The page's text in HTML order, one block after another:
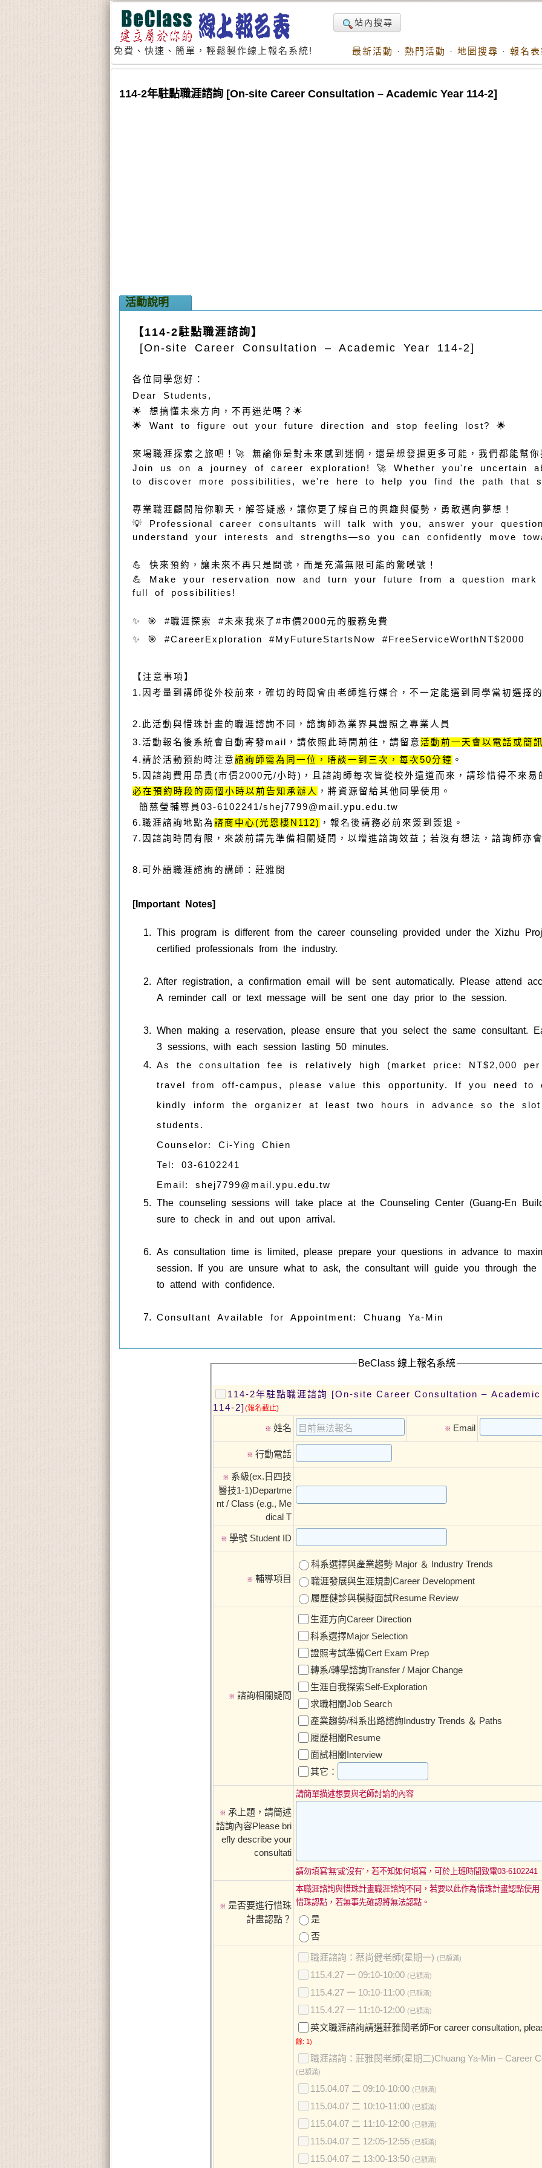
免費、快速、簡單，輕鬆製作線上報名系統!
站內搜尋
最新活動 · 熱門活動 · 地圖搜尋 · 報名
114-2年駐點職涯諮詢 [On-site Career Consultation – Academic Year 114-2]
活動說明
【114-2駐點職涯諮詢】
[On-site Career Consultation – Academic Year 114-2]
各位同學您好：
Dear Students,
🌟 想搞懂未來方向，不再迷茫嗎？🌟
🌟 Want to figure out your future direction and stop feeling lost? 🌟
來場職涯探索之旅吧！🚀 無論你是對未來感到迷惘，還是想發掘更多可能，我們都能幫
Join us on a journey of career exploration! 🚀 Whether you're uncertain
to discover more possibilities, we're here to help you find the path that
專業職涯顧問陪你聊天，解答疑惑，讓你更了解自己的興趣與優勢，勇敢邁向夢想！
💡 Professional career consultants will talk with you, answer your
understand your interests and strengths—so you can confidently move
💪 快來預約，讓未來不再只是問號，而是充滿無限可能的驚嘆號！
💪 Make your reservation now and turn your future from a question
full of possibilities!
✨ 🎯 #職涯探索 #未來我來了#市價2000元的服務免費
✨ 🎯 #CareerExploration #MyFutureStartsNow #FreeServiceWorthNT$2000
【注意事項】
1.因考量到講師從外校前來，確切的時間會由老師進行媒合，不一定能選到同學當初選擇
2.此活動與惜珠計畫的職涯諮詢不同，諮詢師為業界具證照之專業人員
3.活動報名後系統會自動寄發mail，請依照此時間前往， 請留意活動前一天會以電話或簡
4.請於活動預約時注意諮詢師需為同一位 ，晤談一到三次，每次50分鐘 。
5.因諮詢費用昂貴(市價2000元/小時) ，且諮詢師每次皆從校外遠道而來，請珍惜得不來易
必在預約時段的兩個小時以前告知承辦人 ，將資源留給其他同學使用。
簡慈瑩輔導員03-6102241/shej7799@mail.ypu.edu.tw
6.職涯諮詢地點為諮商中心(光恩樓N112) ，報名後請務必前來簽到簽退 。
7.因諮詢時間有限，來談前請先準備相關疑問，以增進諮詢效益；若沒有想法，諮詢師亦
8.可外語職涯諮詢的講師：莊雅閔
[Important Notes]
This program is different from the career counseling provided under the Xizhu
certified professionals from the industry.
After registration, a confirmation email will be sent automatically. Please attend
A reminder call or text message will be sent one day prior to the session.
When making a reservation, please ensure that you select the same consultant.
3 sessions, with each session lasting 50 minutes.
As the consultation fee is relatively high (market price: NT$2,000
travel from off-campus, please value this opportunity. If you need to
kindly inform the organizer at least two hours in advance so the
students.
Counselor: Ci-Ying Chien
Tel: 03-6102241
Email: shej7799@mail.ypu.edu.tw
The counseling sessions will take place at the Counseling Center (Guang-En
sure to check in and out upon arrival.
As consultation time is limited, please prepare your questions in advance to
session. If you are unsure what to ask, the consultant will guide you through the
to attend with confidence.
Consultant Available for Appointment: Chuang Ya-Min
BeClass 線上報名系統
114-2年駐點職涯諮詢 [On-site Career Consultation – Academic Year
114-2] (報名截止)
※ 姓名 ※ Email
※ 行動電話
※ 系級(ex.日四技
醫技1-1)Departme
nt / Class (e.g., Me
dical T
※ 學號 Student ID
※ 輔導項目
科系選擇與產業趨勢 Major ＆ Industry Trends
職涯發展與生涯規劃Career Development
履歷健診與模擬面試Resume Review
※ 諮詢相關疑問
生涯方向Career Direction
科系選擇Major Selection
證照考試準備Cert Exam Prep
轉系/轉學諮詢Transfer / Major Change
生涯自我探索Self-Exploration
求職相關Job Search
產業趨勢/科系出路諮詢Industry Trends ＆ Paths
履歷相關Resume
面試相關Interview
其它：
※ 承上題，請簡述
諮詢內容Please bri
efly describe your
consultati
請簡單描述想要與老師討論的內容
請勿填寫′無′或′沒有′，若不知如何填寫，可於上班時間致電03-6102241
※ 是否要進行惜珠
計畫認點？
本職涯諮詢與惜珠計畫職涯諮詢不同，若要以此作為惜珠計畫認點使用
惜珠認點，若無事先確認將無法認點。
是
否
職涯諮詢：蔡尚健老師(星期一) (已額滿)
115.4.27 一 09:10-10:00 (已額滿)
115.4.27 一 10:10-11:00 (已額滿)
115.4.27 一 11:10-12:00 (已額滿)
英文職涯諮詢請選莊雅閔老師For career consultation,
餘: 1)
職涯諮詢：莊雅閔老師(星期二)Chuang Ya-Min – Career
(已額滿)
115.04.07 二 09:10-10:00 (已額滿)
115.04.07 二 10:10-11:00 (已額滿)
115.04.07 二 11:10-12:00 (已額滿)
115.04.07 二 12:05-12:55 (已額滿)
115.04.07 二 13:00-13:50 (已額滿)